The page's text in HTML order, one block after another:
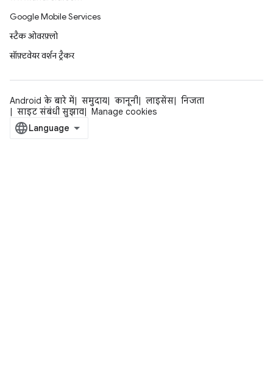
Google Mobile Services
स्टैक ओवरफ़्लो
सॉफ़्टवेयर वर्शन ट्रैकर
Android के बारे में समुदाय कानूनी लाइसेंस
निजता
साइट संबंधी सुझाव
Manage cookies